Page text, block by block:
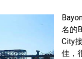
名的
City
佳，